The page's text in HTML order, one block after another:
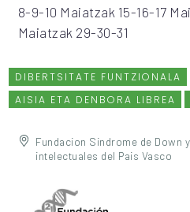
8-9-10 Maiatzak 15-16-17
Maiatzak 29-30-31
DIBERTSITATE FUNTZIONALA
AISIA ETA DENBORA LIBREA
Fundacion Sindrome de Down
intelectuales del Pais Vasco